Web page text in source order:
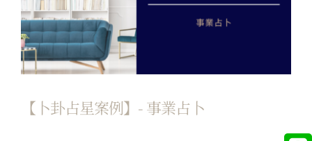
【卜卦占星案例】- 事業占卜